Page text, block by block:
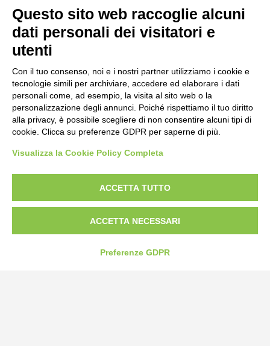
Bogliano Srl
Tel:0172-478161
Fax: 0172-487399
Questo sito web raccoglie alcuni
dati personali dei visitatori e
utenti
Con il tuo consenso, noi e i nostri partner utilizziamo i cookie e
tecnologie simili per archiviare, accedere ed elaborare i dati
personali come, ad esempio, la visita al sito web o la
personalizzazione degli annunci. Poiché rispettiamo il tuo diritto
alla privacy, è possibile scegliere di non consentire alcuni tipi di
cookie. Clicca su preferenze GDPR per saperne di più.
Visualizza la Cookie Policy Completa
ACCETTA TUTTO
ACCETTA NECESSARI
Preferenze GDPR